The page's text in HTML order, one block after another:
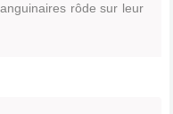
rôde sur leur